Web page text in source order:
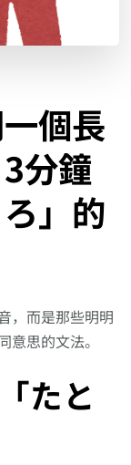
個長
分鐘
」的
，而是那些明明
思的文法。
「たと